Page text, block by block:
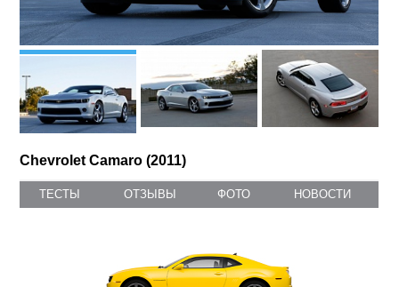
Chevrolet Camaro (2011)
ТЕСТЫ ОТЗЫВЫ ФОТО НОВОСТИ